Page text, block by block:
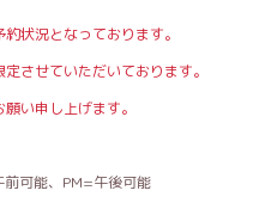
状況となっております。
させていただいております。
い申し上げます。
可能、PM=午後可能